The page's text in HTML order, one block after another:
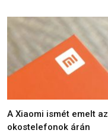
A Xiaomi ismét emelt az
okostelefonok árán